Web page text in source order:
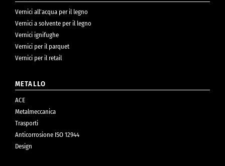
Vernici all’acqua per il legno
Vernici a solvente per il legno
Vernici ignifughe
Vernici per il parquet
Vernici per il retail
METALLO
ACE
Metalmeccanica
Trasporti
Anticorrosione ISO 12944
Design